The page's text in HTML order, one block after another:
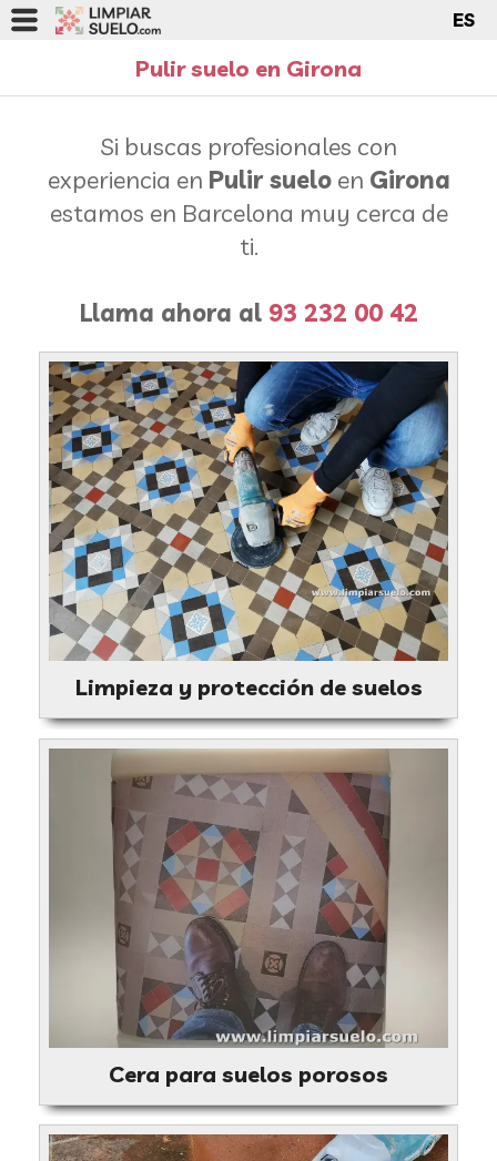
ES
Pulir suelo en Girona
Si buscas profesionales con
experiencia en Pulir sueloen Girona
estamos en Barcelona muy cerca de
ti.
Llama ahora al 93 232 00 42
Limpieza y protección de suelos
Cera para suelos porosos